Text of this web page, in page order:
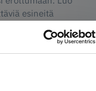
esineitä
PLA on
luonnonvaroista
siihen, että teet